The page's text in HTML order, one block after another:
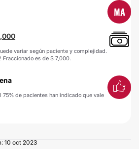
MA
variar según paciente y complejidad.
Fraccionado es de $ 7,000.
de pacientes han indicado que vale
10 oct 2023